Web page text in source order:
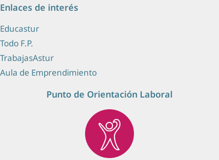
Enlaces de interés
Educastur
Todo F.P.
TrabajasAstur
Aula de Emprendimiento
Punto de Orientación Laboral